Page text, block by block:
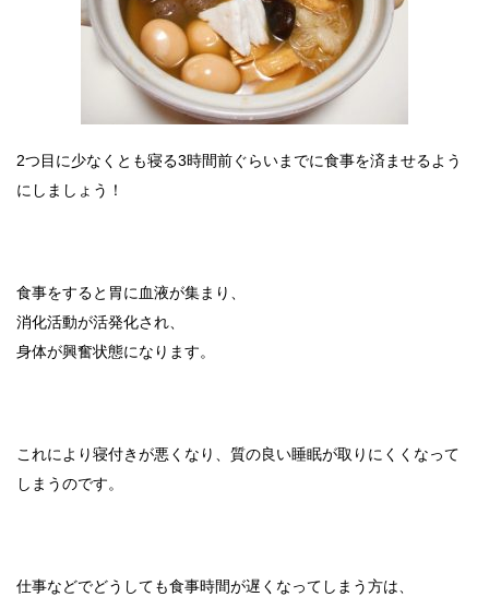
2つ目に少なくとも寝る3時間前ぐらいまでに食事を済ませるよう
にしましょう！
食事をすると胃に血液が集まり、
消化活動が活発化され、
身体が興奮状態になります。
これにより寝付きが悪くなり、質の良い睡眠が取りにくくなって
しまうのです。
仕事などでどうしても食事時間が遅くなってしまう方は、